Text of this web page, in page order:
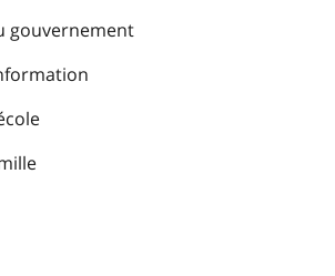
gouvernement